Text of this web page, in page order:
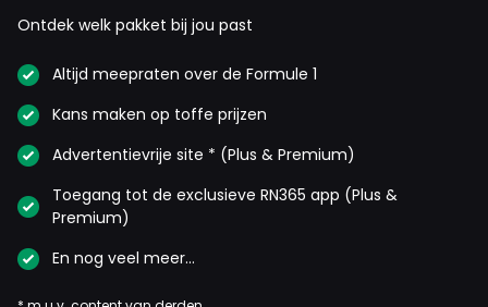
Ontdek welk pakket bij jou past
Altijd meepraten over de Formule 1
Kans maken op toffe prijzen
Advertentievrije site * (Plus & Premium)
Toegang tot de exclusieve RN365 app (Plus &
Premium)
En nog veel meer…